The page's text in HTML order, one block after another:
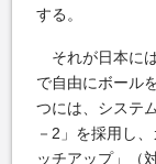
する。
それが日本に
で自由にボール
つには、システ
－2」を採用し
ッチアップ」（